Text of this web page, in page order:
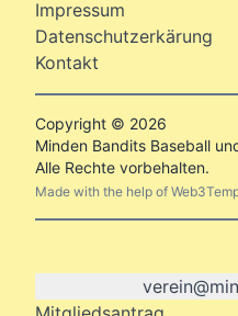
Impressum
Datenschutzerkärung
Kontakt
Copyright © 2026
Minden Bandits Baseball
Alle Rechte vorbehalten.
Made with the help of